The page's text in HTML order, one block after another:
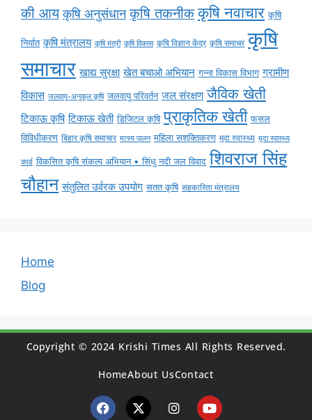
की आय कृषि अनुसंधान कृषि तकनीक कृषि नवाचार कृषि
निर्यात कृषि मंत्रालय कृषि मंत्री कृषि विकास कृषि विज्ञान केंद्र कृषि समाचर कृषि
समाचार खाद्य सुरक्षा खेत बचाओ अभियान गन्ना विकास विभाग ग्रामीण
विकास जलवायु-अनुकूल कृषि जलवायु परिवर्तन जल संरक्षण जैविक खेती
टिकाऊ कृषि टिकाऊ खेती डिजिटल कृषि प्राकृतिक खेती फसल
विविधीकरण बिहार कृषि समाचार मत्स्य पालन महिला सशक्तिकरण मृदा स्वास्थ्य मृदा स्वास्थ्य
कार्ड विकसित कृषि संकल्प अभियान • सिंधु नदी जल विवाद शिवराज सिंह
चौहान संतुलित उर्वरक उपयोग सतत कृषि सहकारिता मंत्रालय
Home
Blog
Copyright © 2024 Krishi Times All Rights Reserved.
HomeAbout UsContact